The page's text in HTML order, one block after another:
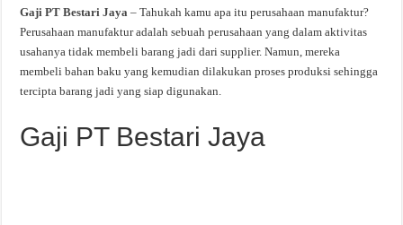
Gaji PT Bestari Jaya – Tahukah kamu apa itu perusahaan manufaktur?
Perusahaan manufaktur adalah sebuah perusahaan yang dalam aktivitas
usahanya tidak membeli barang jadi dari supplier. Namun, mereka
membeli bahan baku yang kemudian dilakukan proses produksi sehingga
tercipta barang jadi yang siap digunakan.
Gaji PT Bestari Jaya